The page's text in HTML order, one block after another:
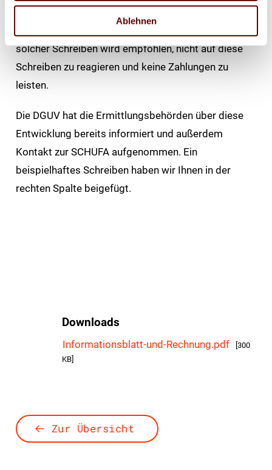
Ablehnen
solcher Schreiben wird empfohlen, nicht auf diese
Schreiben zu reagieren und keine Zahlungen zu
leisten.
Die DGUV hat die Ermittlungsbehörden über diese
Entwicklung bereits informiert und außerdem
Kontakt zur SCHUFA aufgenommen. Ein
beispielhaftes Schreiben haben wir Ihnen in der
rechten Spalte beigefügt.
Downloads
Informationsblatt-und-Rechnung.pdf
[300
KB]
Zur Übersicht